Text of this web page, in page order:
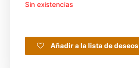
Sin existencias
Añadir a la lista de deseos